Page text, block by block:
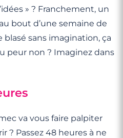
» ? Franchement, un
bout d’une semaine de
sans imagination, ça
peur non ? Imaginez dans
va vous faire palpiter
? Passez 48 heures à ne